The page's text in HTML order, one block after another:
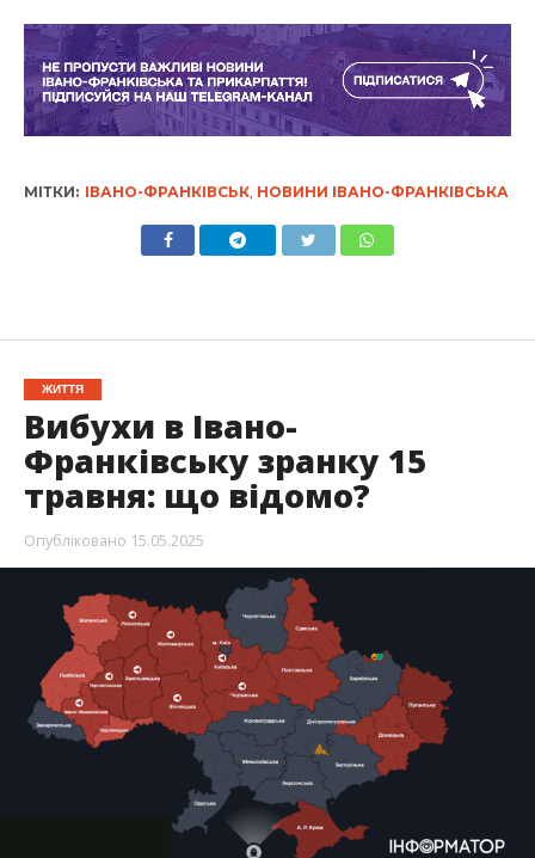
МІТКИ: ІВАНО-ФРАНКІВСЬК, НОВИНИ ІВАНО-ФРАНКІВСЬКА
ЖИТТЯ
Вибухи в Івано-
Франківську зранку 15
травня: що відомо?
Опубліковано 15.05.2025